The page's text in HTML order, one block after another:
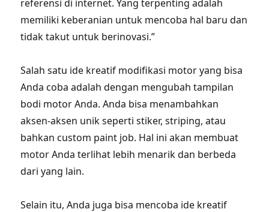
referensi di internet. Yang terpenting adalah
memiliki keberanian untuk mencoba hal baru dan
tidak takut untuk berinovasi.”
Salah satu ide kreatif modifikasi motor yang bisa
Anda coba adalah dengan mengubah tampilan
bodi motor Anda. Anda bisa menambahkan
aksen-aksen unik seperti stiker, striping, atau
bahkan custom paint job. Hal ini akan membuat
motor Anda terlihat lebih menarik dan berbeda
dari yang lain.
Selain itu, Anda juga bisa mencoba ide kreatif